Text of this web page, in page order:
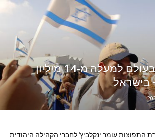
נתוני הכנסת: בעולם למעלה מ-14 מיליון
התפוצות עומר ינקלביץ' לחברי הקהילה היהודית